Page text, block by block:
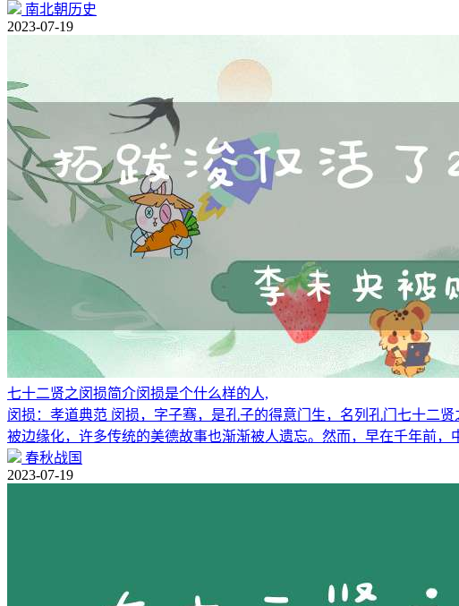
南北朝历史
2023-07-19
七十二贤之闵损简介闵损是个什么样的人,
闵损：孝道典范 闵损，字子骞，是孔子的得意门生，名列孔门七十二
被边缘化，许多传统的美德故事也渐渐被人遗忘。然而，早在千年前，
春秋战国
2023-07-19